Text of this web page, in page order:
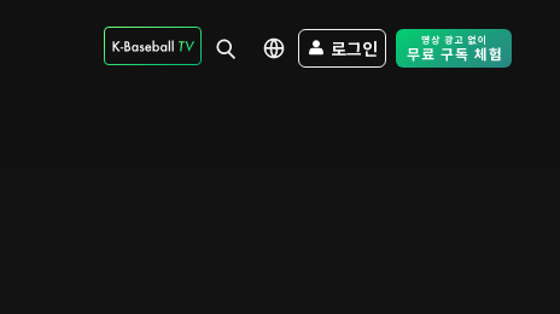
로그인 Free Trial -